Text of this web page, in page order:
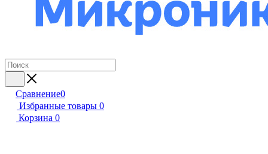
Сравнение0
Избранные товары 0
Корзина 0